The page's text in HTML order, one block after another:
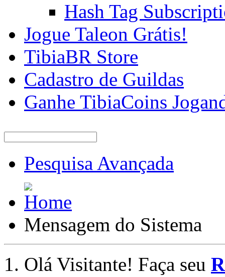
Hash Tag
Jogue Taleon Grátis!
TibiaBR Store
Cadastro de Guildas
Ganhe TibiaCoins
Pesquisa Avançada
Mensagem do Sistema
Olá Visitante! Faça seu